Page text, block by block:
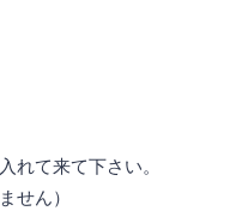
れて来て下さい。
せん）